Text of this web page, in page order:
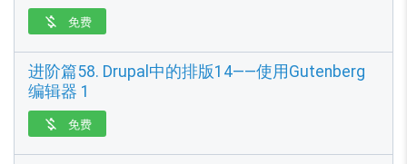
 免费
进阶篇58. Drupal中的排版14——使用Gutenberg
编辑器 1
 免费